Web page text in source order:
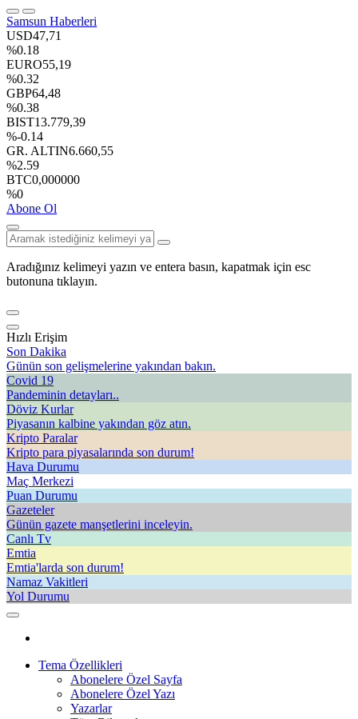
Samsun Haberleri
USD47,71
%0.18
EURO55,19
%0.32
GBP64,48
%0.38
BIST13.779,39
%-0.14
GR. ALTIN6.660,55
%2.59
BTC0,000000
%0
Abone Ol
Aradığınız kelimeyi yazın ve entera basın, kapatmak için esc
butonuna tıklayın.
Hızlı Erişim
Son Dakika
Günün son gelişmelerine yakından bakın.
Covid 19
Pandeminin detayları..
Döviz Kurlar
Piyasanın kalbine yakından göz atın.
Kripto Paralar
Kripto para piyasalarında son durum!
Hava Durumu
Maç Merkezi
Puan Durumu
Gazeteler
Günün gazete manşetlerini inceleyin.
Canlı Tv
Emtia
Emtia'larda son durum!
Namaz Vakitleri
Yol Durumu
Tema Özellikleri
Abonelere Özel Sayfa
Abonelere Özel Yazı
Yazarlar